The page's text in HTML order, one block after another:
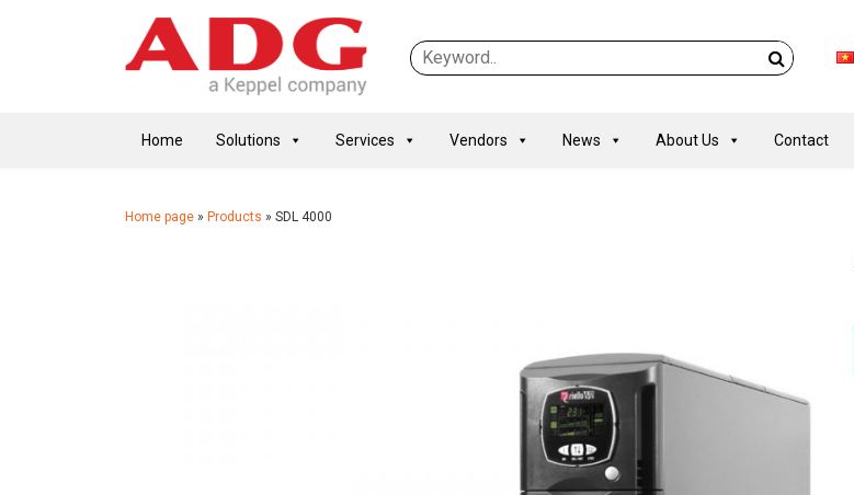
Home Solutions Services Vendors News About Us Contact
Home page » Products » SDL 4000